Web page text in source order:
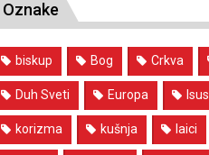
Oznake
biskup Bog Crkva
Duh Sveti Europa Isus
korizma kušnja laici